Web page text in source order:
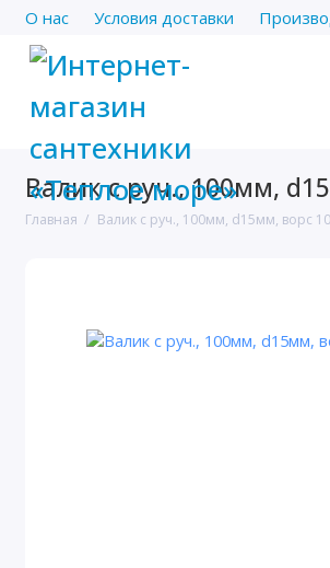
О нас Условия доставки
Валик с руч., 100мм,
Главная Валик с руч., 100мм, d15мм,